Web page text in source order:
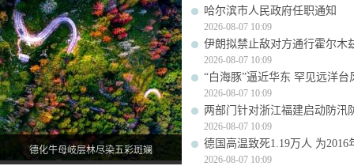
德化牛母岐层林尽染五彩斑斓
哈尔滨市人民政府任职通知
2026-08-07 10:09
伊朗拟禁止敌对方通行霍尔木
2026-08-07 10:09
“白海豚”逼近华东 罕见远洋台
2026-08-07 10:09
两部门针对浙江福建启动防汛
2026-08-07 10:09
德国高温致死1.19万人 为2016
2026-08-07 10:09